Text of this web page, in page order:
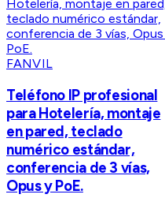
FANVIL
Teléfono IP profesional
para Hotelería, montaje
en pared, teclado
numérico estándar,
conferencia de 3 vías,
Opus y PoE.